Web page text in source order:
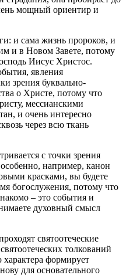
мощный ориентир и
и сама жизнь пророков, и
и в Новом Завете, потому
Иисус Христос.
явления
зрения буквально-
о Христе, потому что
мессианскими
и очень интересно
через всю ткань
с точки зрения
например, канон
красками, вы будете
богослужения, потому что
– это события и
духовный смысл
святоотеческие
толкований
характера формирует
для основательного